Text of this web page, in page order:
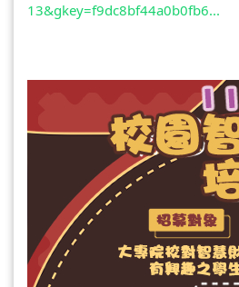
13&gkey=f9dc8bf44a0b0fb6...